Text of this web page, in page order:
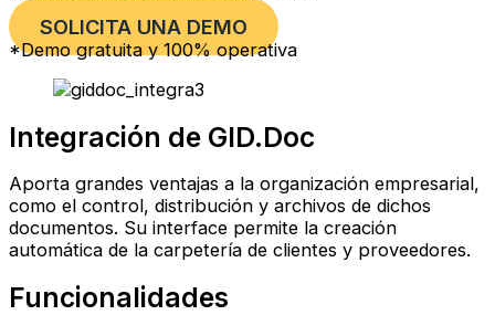
SOLICITA UNA DEMO
*Demo gratuita y 100% operativa
Integración de GID.Doc
Aporta grandes ventajas a la organización empresarial,
como el control, distribución y archivos de dichos
documentos. Su interface permite la creación
automática de la carpetería de clientes y proveedores.
Funcionalidades